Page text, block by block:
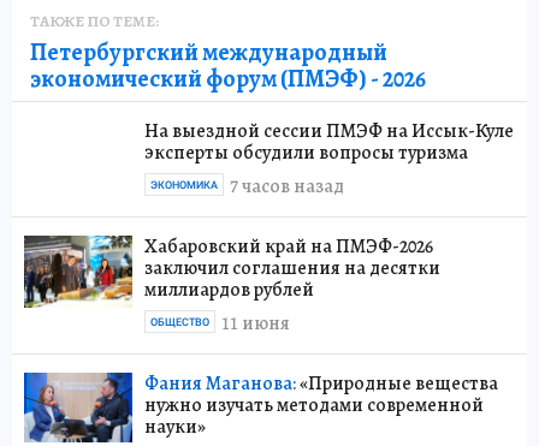
ТАКЖЕ ПО ТЕМЕ:
Петербургский международный
экономический форум (ПМЭФ) - 2026
На выездной сессии ПМЭФ на Иссык-Куле
эксперты обсудили вопросы туризма
7 часов назад
ЭКОНОМИКА
Хабаровский край на ПМЭФ-2026
заключил соглашения на десятки
миллиардов рублей
11 июня
ОБЩЕСТВО
Фания Маганова:«Природные вещества
нужно изучать методами современной
науки»